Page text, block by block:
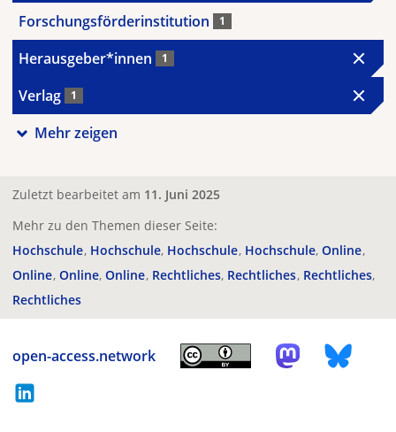
Forschungsförderinstitution 1
Herausgeber*innen 1
Verlag 1
Mehr zeigen
Zuletzt bearbeitet am 11. Juni 2025
Mehr zu den Themen dieser Seite:
Hochschule Hochschule Hochschule Hochschule Online
Online Online Online Rechtliches Rechtliches Rechtliches
Rechtliches
open-access.network